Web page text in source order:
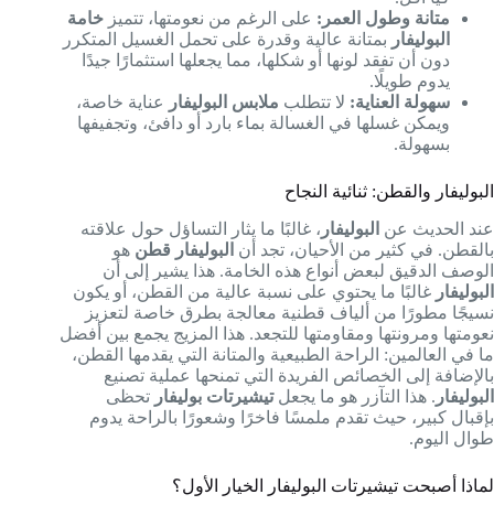
متانة وطول العمر: على الرغم من نعومتها، تتميز خامة
البوليفار بمتانة عالية وقدرة على تحمل الغسيل المتكرر
دون أن تفقد لونها أو شكلها، مما يجعلها استثمارًا جيدًا
يدوم طويلًا.
سهولة العناية: لا تتطلب ملابس البوليفار
عناية خاصة،
ويمكن غسلها في الغسالة بماء بارد أو دافئ، وتجفيفها
بسهولة.
البوليفار والقطن: ثنائية النجاح
عند الحديث عن البوليفار ، غالبًا ما يثار التساؤل حول علاقته
بالقطن. في كثير من الأحيان، تجد أن البوليفار قطن هو
الوصف الدقيق لبعض أنواع هذه الخامة. هذا يشير إلى أن
البوليفار غالبًا ما يحتوي على نسبة عالية من القطن، أو يكون
نسيجًا مطورًا من ألياف قطنية معالجة بطرق خاصة لتعزيز
نعومتها ومرونتها ومقاومتها للتجعد. هذا المزيج يجمع بين أفضل
ما في العالمين: الراحة الطبيعية والمتانة التي يقدمها القطن،
بالإضافة إلى الخصائص الفريدة التي تمنحها عملية تصنيع
البوليفار . هذا التآزر هو ما يجعلتيشيرتات بوليفار تحظى
بإقبال كبير، حيث تقدم ملمسًا فاخرًا وشعورًا بالراحة يدوم
طوال اليوم.
لماذا أصبحت تيشيرتات البوليفار الخيار الأول؟